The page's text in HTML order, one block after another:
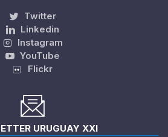
Twitter
Linkedin
Instagram
YouTube
Flickr
URUGUAY XXI